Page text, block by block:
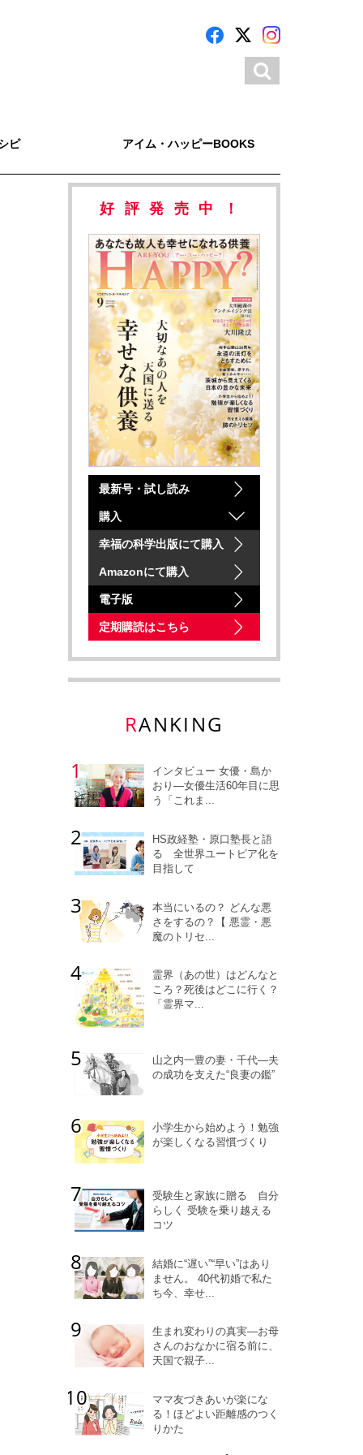
ピ アイム・ハッピーBOOKS
好評発売中！
最新号・試し読み
購入
幸福の科学出版にて購入
Amazonにて購入
電子版
定期購読はこちら
RANKING
インタビュー 女優・島か
おり―女優生活60年目に思
う「これま...
HS政経塾・原口塾長と語
る 全世界ユートピア化を
目指して
本当にいるの？ どんな悪
さをするの？【 悪霊・悪
魔のトリセ...
霊界（あの世）はどんなと
ころ？死後はどこに行く？
「霊界マ...
山之内一豊の妻・千代―夫
の成功を支えた“良妻の鑑”
小学生から始めよう！勉強
が楽しくなる習慣づくり
受験生と家族に贈る 自分
らしく 受験を乗り越える
コツ
結婚に“遅い”“早い”はあり
ません。 40代初婚で私た
ち今、幸せ...
生まれ変わりの真実―お母
さんのおなかに宿る前に、
天国で親子...
ママ友づきあいが楽にな
る！ほどよい距離感のつく
りかた